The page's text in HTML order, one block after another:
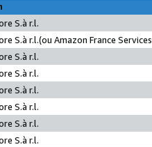
S.à r.l.
S.à r.l.(ou Amazon France
S.à r.l.
S.à r.l.
S.à r.l.
S.à r.l.
S.à r.l.
S.à r.l.